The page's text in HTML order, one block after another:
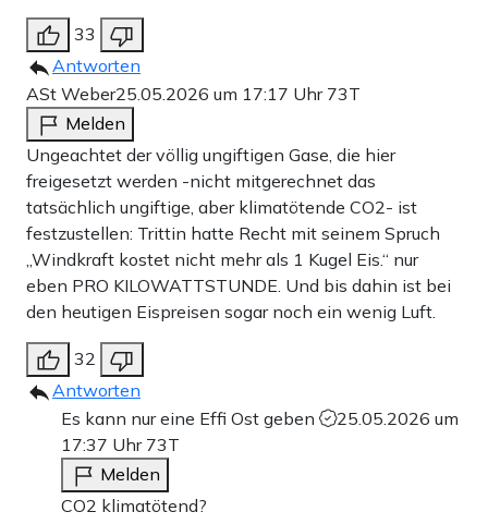
33
Antworten
ASt Weber25.05.2026 um 17:17 Uhr 73T
Melden
Ungeachtet der völlig ungiftigen Gase, die hier
freigesetzt werden -nicht mitgerechnet das
tatsächlich ungiftige, aber klimatötende CO2- ist
festzustellen: Trittin hatte Recht mit seinem Spruch
„Windkraft kostet nicht mehr als 1 Kugel Eis.“ nur
eben PRO KILOWATTSTUNDE. Und bis dahin ist bei
den heutigen Eispreisen sogar noch ein wenig Luft.
32
Antworten
Es kann nur eine Effi Ost geben
25.05.2026 um
17:37 Uhr 73T
Melden
CO2 klimatötend?